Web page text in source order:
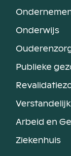
Onderwijs
Publieke
Arbeid en
Ziekenhuis